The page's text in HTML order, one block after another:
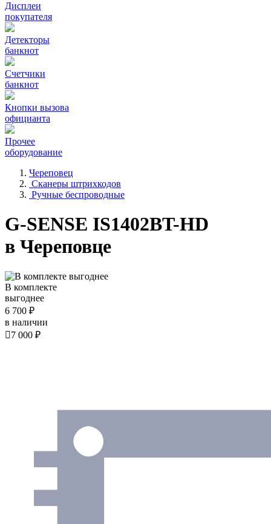
Дисплеи
покупателя
Детекторы
банкнот
Счетчики
банкнот
Кнопки вызова
официанта
Прочее
оборудование
Череповец
Сканеры штрихкодов
Ручные беспроводные
G-SENSE IS1402BT-HD
в Череповце
В комплекте
выгоднее
6 700 ₽
в наличии
7 000 ₽